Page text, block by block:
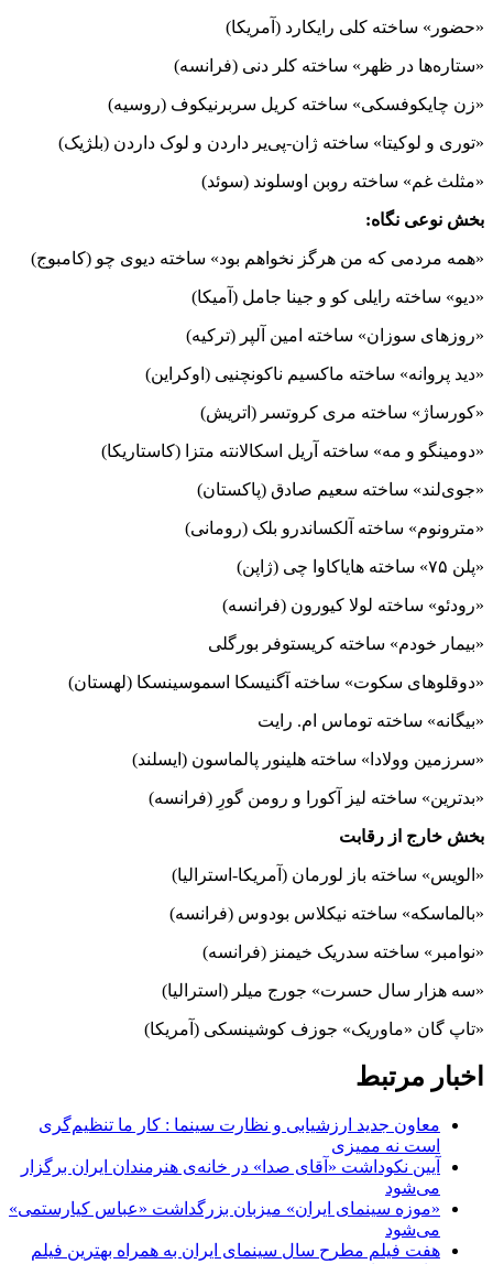
«حضور» ساخته کلی رایکارد (آمریکا)
«ستاره‌ها در ظهر» ساخته کلر دنی (فرانسه)
«زن چایکوفسکی» ساخته کریل سربرنیکوف (روسیه)
«توری و لوکیتا» ساخته ژان-پی‌یر داردن و لوک داردن (بلژیک)
«مثلث غم» ساخته روبن اوسلوند (سوئد)
بخش نوعی نگاه:
«همه مردمی که من هرگز نخواهم بود» ساخته دیوی چو (کامبوج)
«دیو» ساخته رایلی کو و جینا جامل (آمیکا)
«روزهای سوزان» ساخته امین آلپر (ترکیه)
«دید پروانه» ساخته ماکسیم ناکونچنیی (اوکراین)
«کورساژ» ساخته مری کروتسر (اتریش)
«دومینگو و مه» ساخته آریل اسکالانته متزا (کاستاریکا)
«جوی‌لند» ساخته سعیم صادق (پاکستان)
«مترونوم» ساخته آلکساندرو بلک (رومانی)
«پلن ۷۵» ساخته هایاکاوا چی (ژاپن)
«رودئو» ساخته لولا کیورون (فرانسه)
«بیمار خودم» ساخته کریستوفر بورگلی
«دوقلوهای سکوت» ساخته آگنیسکا اسموسینسکا (لهستان)
«بیگانه» ساخته توماس ام. رایت
«سرزمین وولادا» ساخته هلینور پالماسون (ایسلند)
«بدترین» ساخته لیز آکورا و رومن گورِ (فرانسه)
بخش خارج از رقابت
«الویس» ساخته باز لورمان (آمریکا-استرالیا)
«بالماسکه» ساخته نیکلاس بودوس (فرانسه)
«نوامبر» ساخته سدریک خیمنز (فرانسه)
«سه هزار سال حسرت» جورج میلر (استرالیا)
«تاپ گان «ماوریک» جوزف کوشینسکی (آمریکا)
اخبار مرتبط
معاون جدید ارزشیابی و نظارت سینما : کار ما تنظیم‌گری
است نه ممیزی
آیین نکوداشت «آقای صدا» در خانه‌ی هنرمندان ایران برگزار
می‌شود
«موزه سینمای ایران» میزبان بزرگداشت «عباس کیارستمی»
می‌شود
هفت فیلم مطرح سال سینمای ایران به همراه بهترین فیلم